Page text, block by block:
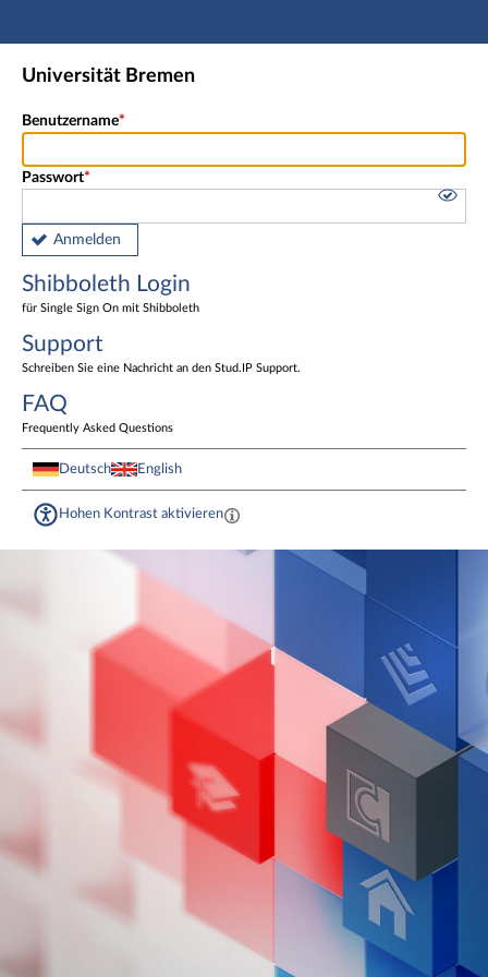
Hauptnavigation
Shibboleth Login
Universität Bremen
Benutzername
Passwort
Anmelden
Shibboleth Login
für Single Sign On mit Shibboleth
Support
Schreiben Sie eine Nachricht an den Stud.IP Support.
FAQ
Frequently Asked Questions
Deutsch English
Hohen Kontrast aktivieren